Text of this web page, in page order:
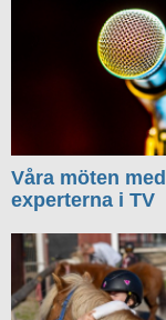
Våra möten med
experterna i TV